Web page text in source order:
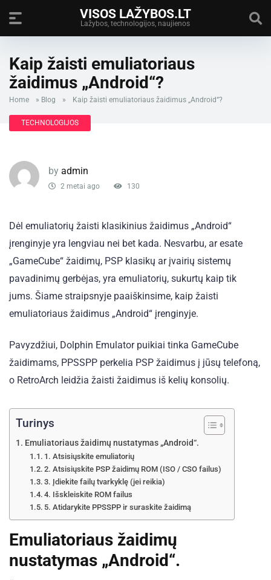
VISOS LAŽYBOS.LT
Lažybos, technologijos, naujienos
Kaip žaisti emuliatoriaus
žaidimus „Android“?
Home » Blog » Kaip žaisti emuliatoriaus žaidimus „Android“?
TECHNOLOGIJOS
by admin
2 metai ago 130
Dėl emuliatorių žaisti klasikinius žaidimus „Android“
įrenginyje yra lengviau nei bet kada. Nesvarbu, ar esate
„GameCube“ žaidimų, PSP klasikų ar įvairių sistemų
pavadinimų gerbėjas, yra emuliatorių, sukurtų kaip tik
jums. Šiame straipsnyje paaiškinsime, kaip žaisti
emuliatoriaus žaidimus „Android“ įrenginyje.
Pavyzdžiui, Dolphin Emulator puikiai tinka GameCube
žaidimams, PPSSPP perkelia PSP žaidimus į jūsų telefoną,
o RetroArch leidžia žaisti žaidimus iš kelių konsolių.
Turinys
Emuliatoriaus žaidimų nustatymas „Android“.
1. Atsisiųskite emuliatorių
2. Atsisiųskite PSP žaidimų ROM (ISO / CSO failus)
3. Įdiekite failų tvarkyklę (jei reikia)
4. Išskleiskite ROM failus
5. Atidarykite PPSSPP ir suraskite žaidimą
Emuliatoriaus žaidimų
nustatymas „Android“.